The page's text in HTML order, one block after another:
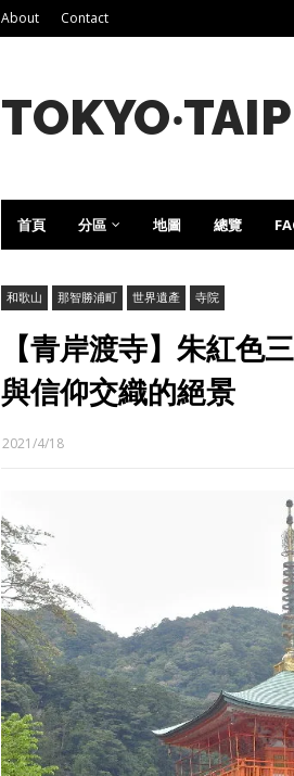
About Contact
首頁 分區 地圖 總覽
和歌山 那智勝浦町 世界遺產 寺院
【青岸渡寺】朱紅
與信仰交織的絕景
2021/4/18